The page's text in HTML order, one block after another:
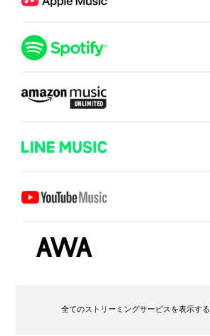
全てのストリーミングサービスを表示する